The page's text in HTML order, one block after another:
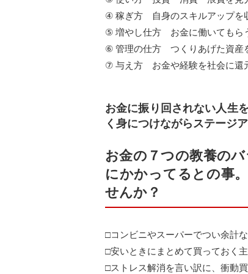
④ 稼ぎ方 自身のスキルアップを
⑤ 増やし仕方 お金に働いてもら
⑥ 管理の仕方 つくりあげた資産
⑦ 与え方 お金や経験を社会に還
お金に振り回されない人生
く身につけながらステージ
お金の７つの教養の
にかかってるとの事
せんか？
□コンビニやスーパーでつい余計
□安いときにまとめて買っておく
□ストレス解消を言い訳に、衝動